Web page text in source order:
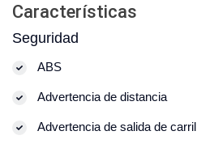
Características
Seguridad
ABS
Advertencia de distancia
Advertencia de salida de carril